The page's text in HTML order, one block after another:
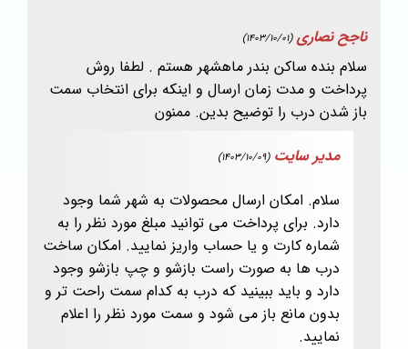
ناجح نصاری (1403/10/01)
سلام بنده ساکن بندر ماهشهر هستم . لطفا روش
پرداخت و مدت زمان ارسال و اینکه برای انتخاب سمت
باز شدن درب را توضیح بدین. ممنون
مدیر سایت (1403/10/09)
سلام. امکان ارسال محصولات به شهر شما وجود
دارد. برای پرداخت می توانید مبلغ مورد نظر را به
شماره کارت و یا حساب واریز نمایید. امکان ساخت
درب ها به صورت راست بازشو و چپ بازشو وجود
دارد و باید ببینید که درب به کدام سمت راحت تر و
بدون مانع باز می شود و سمت مورد نظر را اعلام
نمایید.